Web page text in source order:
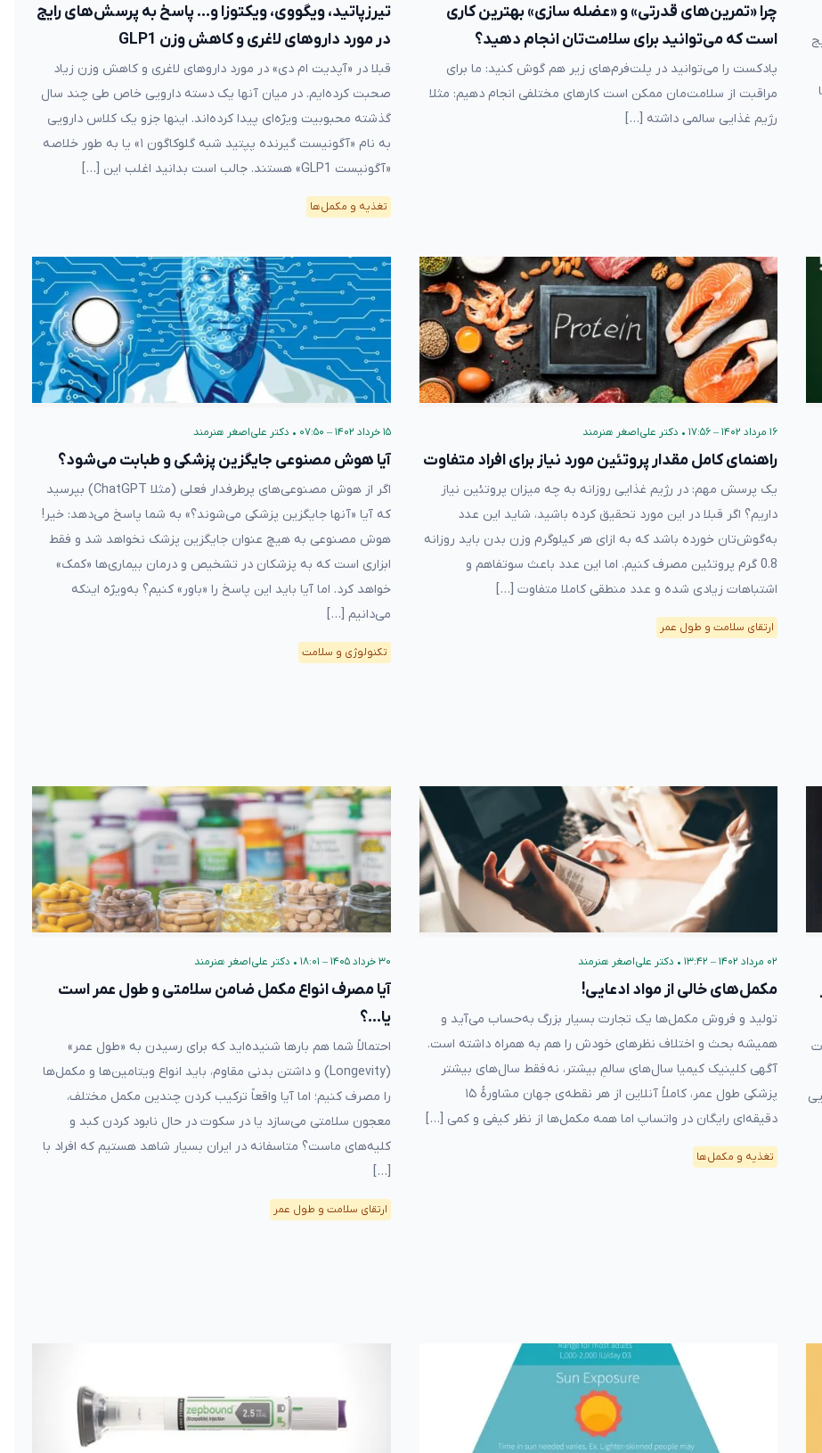
چرا «تمرین‌های قدرتی» و «عضله سازی» بهترین کاری
است که می‌توانید برای سلامت‌تان انجام دهید؟
پادکست را می‌توانید در پلت‌فرم‌های زیر هم گوش کنید: ما برای
مراقبت از سلامت‌مان ممکن است کارهای مختلفی انجام دهیم: مثلا
رژیم غذایی سالمی داشته […]
تیرزپاتید، ویگووی، ویکتوزا و… پاسخ به پرسش‌های رایج
در مورد داروهای لاغری و کاهش وزن GLP1
قبلا در «آپدیت ام دی» در مورد داروهای لاغری و کاهش وزن زیاد
صحبت کرده‌ایم. در میان آنها یک دسته دارویی خاص طی چند سال
گذشته محبوبیت ویژه‌ای پیدا کرده‌اند. اینها جزو یک کلاس دارویی
به نام «آگونیست گیرنده پپتید شبه گلوکاگون ۱» یا به طور خلاصه
«آگونیست GLP1» هستند. جالب است بدانید اغلب این […]
تغذیه و مکمل‌ها
۱۶ مرداد ۱۴۰۲ – ۱۷:۵۶ • دکتر علی‌اصغر هنرمند
راهنمای کامل مقدار پروتئین مورد نیاز برای افراد متفاوت
یک پرسش مهم: در رژیم غذایی‌ روزانه به چه میزان پروتئین نیاز
داریم؟ اگر قبلا در این مورد تحقیق کرده ‌باشید، شاید این عدد
به‌گوش‌تان خورده باشد که به ازای هر کیلوگرم وزن بدن باید روزانه
0.8 گرم پروتئین مصرف کنیم. اما این عدد باعث سوتفاهم و
اشتباهات زیادی شده و عدد منطقی کاملا متفاوت […]
ارتقای سلامت و طول عمر
۱۵ خرداد ۱۴۰۲ – ۰۷:۵۰ • دکتر علی‌اصغر هنرمند
آیا هوش مصنوعی جایگزین پزشکی و طبابت می‌شود؟
اگر از هوش مصنوعی‌های پرطرفدار فعلی (مثلا ChatGPT) بپرسید
که آیا «آنها جایگزین پزشکی می‌شوند؟» به شما پاسخ می‌دهد: خیر!
هوش مصنوعی به هیچ عنوان جایگزین پزشک نخواهد شد و فقط
ابزاری است که به پزشکان در تشخیص و درمان بیماری‌ها «کمک»
خواهد کرد. اما آیا باید این پاسخ را «باور» کنیم؟ به‌ویژه اینکه
می‌دانیم […]
تکنولوژی و سلامت
۰۲ مرداد ۱۴۰۲ – ۱۳:۴۲ • دکتر علی‌اصغر هنرمند
مکمل‌های خالی از مواد ادعایی!
تولید و فروش مکمل‌ها یک تجارت بسیار بزرگ به‌حساب می‌آید و
همیشه بحث‌ و اختلاف نظر‌های خودش را هم به همراه داشته است.
آگهی کلینیک کیمیا سال‌های سالمِ بیشتر، نه فقط سال‌های بیشتر
پزشکی طول عمر، کاملاً آنلاین از هر نقطه‌ی جهان مشاورهٔ ۱۵
دقیقه‌ای رایگان در واتساپ اما همه مکمل‌ها از نظر کیفی و کمی […]
تغذیه و مکمل‌ها
۳۰ خرداد ۱۴۰۵ – ۱۸:۰۱ • دکتر علی‌اصغر هنرمند
آیا مصرف انواع مکمل ضامن سلامتی و طول عمر است
یا…؟
احتمالاً شما هم بارها شنیده‌اید که برای رسیدن به «طول عمر»
(Longevity) و داشتن بدنی مقاوم، باید انواع ویتامین‌ها و مکمل‌ها
را مصرف کنیم؛ اما آیا واقعاً ترکیب کردن چندین مکمل مختلف،
معجون سلامتی می‌سازد یا در سکوت در حال نابود کردن کبد و
کلیه‌های ماست؟ متاسفانه در ایران بسیار شاهد هستیم که افراد با
[…]
ارتقای سلامت و طول عمر